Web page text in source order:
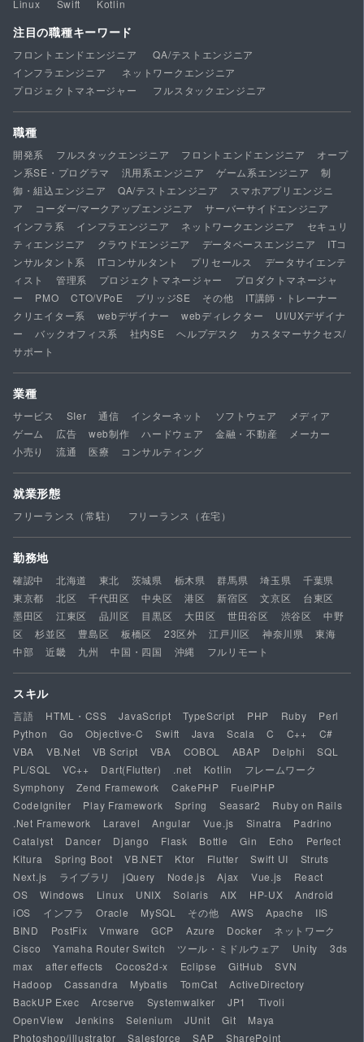
Linux
Swift Kotlin
注目の職種キーワード
フロントエンドエンジニア
QA/テストエンジニア
インフラエンジニア
ネットワークエンジニア
プロジェクトマネージャー
フルスタックエンジニア
職種
開発系 フルスタックエンジニア フロントエンドエンジニア
オープ
ン系SE・プログラマ
汎用系エンジニア ゲーム系エンジニア
制
御・組込エンジニア
QA/テストエンジニア
スマホアプリエンジニ
ア
コーダー/マークアップエンジニア
サーバーサイドエンジニア
インフラ系
インフラエンジニア ネットワークエンジニア
セキュリ
ティエンジニア
クラウドエンジニア データベースエンジニア
ITコ
ンサルタント系
ITコンサルタント プリセールス
データサイエンテ
ィスト
管理系 プロジェクトマネージャー
プロダクトマネージャ
ー
PMO CTO/VPoE ブリッジSE その他
IT講師・トレーナー
クリエイター系
webデザイナー webディレクター
UI/UXデザイナ
ー
バックオフィス系 社内SE ヘルプデスク
カスタマーサクセス/
サポート
業種
サービス SIer 通信 インターネット ソフトウェア
メディア
ゲーム
広告 web制作 ハードウェア 金融・不動産
メーカー
小売り
流通 医療 コンサルティング
就業形態
フリーランス（常駐） フリーランス（在宅）
勤務地
確認中 北海道 東北 茨城県 栃木県 群馬県 埼玉県
千葉県
東京都
北区 千代田区 中央区 港区 新宿区 文京区
台東区
墨田区
江東区 品川区 目黒区 大田区 世田谷区 渋谷区
中野
区
杉並区 豊島区 板橋区 23区外 江戸川区 神奈川県
東海
中部
近畿 九州 中国・四国 沖縄 フルリモート
スキル
言語 HTML・CSS JavaScript TypeScript PHP Ruby
Perl
Python
Go Objective-C Swift Java Scala C C++
C#
VBA
VB.Net VB Script VBA COBOL ABAP Delphi
SQL
PL/SQL
VC++ Dart(Flutter) .net Kotlin
フレームワーク
Symphony
Zend Framework CakePHP
FuelPHP
CodeIgniter
Play Framework Spring Seasar2
Ruby on Rails
.Net Framework
Laravel Angular Vue.js Sinatra
Padrino
Catalyst
Dancer Django Flask Bottle Gin Echo
Perfect
Kitura
Spring Boot VB.NET Ktor Flutter Swift UI
Struts
Next.js
ライブラリ jQuery Node.js Ajax Vue.js
React
OS
Windows Linux UNIX Solaris AIX HP-UX
Android
iOS
インフラ Oracle MySQL その他 AWS Apache
IIS
BIND
PostFix Vmware GCP Azure Docker
ネットワーク
Cisco
Yamaha Router Switch ツール・ミドルウェア Unity
3ds
max
after effects Cocos2d-x Eclipse GitHub
SVN
Hadoop
Cassandra Mybatis TomCat
ActiveDirectory
BackUP Exec
Arcserve Systemwalker JP1
Tivoli
OpenView
Jenkins Selenium JUnit Git
Maya
Photoshop/illustrator
Salesforce SAP SharePoint